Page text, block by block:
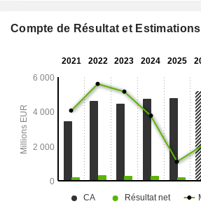
Compte de Résultat et Estimations